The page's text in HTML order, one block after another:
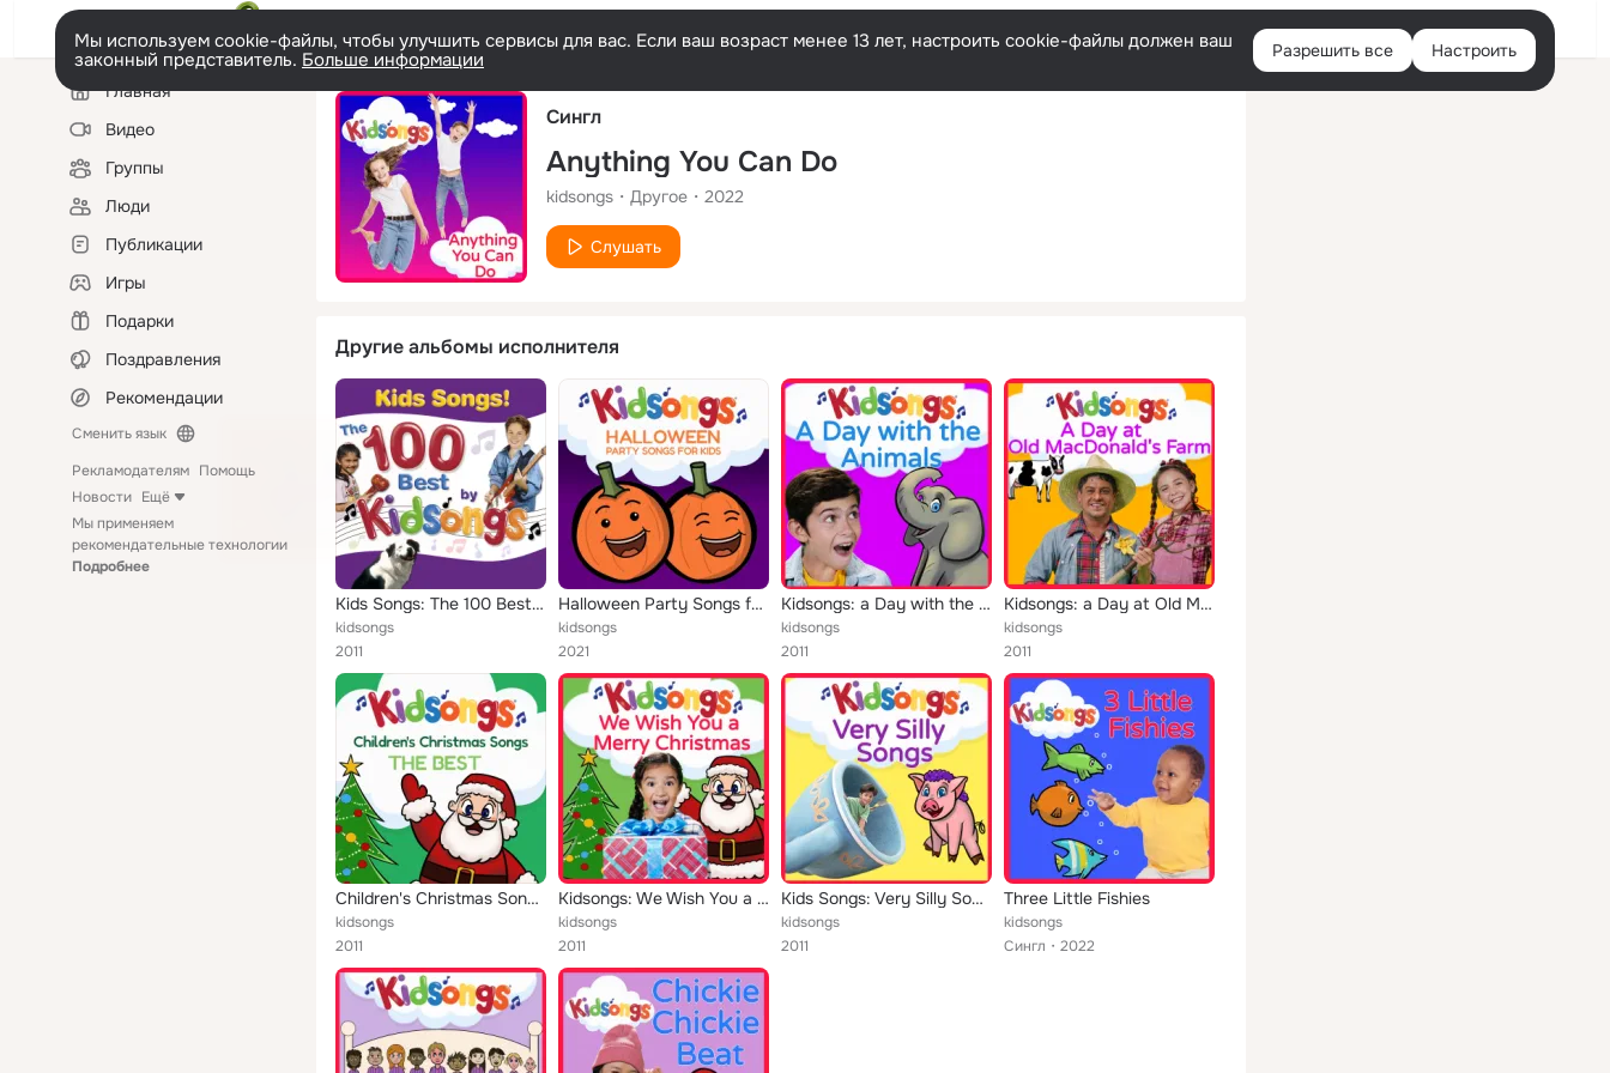
Русский Войти
Мы используем cookie-файлы, чтобы улучшить сервисы для вас. Если ваш возраст менее 13 лет, настроить cookie-файлы должен ваш
законный представитель. Больше информации Разрешить все Настроить
Левая
колонкаГлавная
Видео
Группы
Люди
Публикации
Игры
Подарки
Поздравления
Рекомендации
Сменить язык
Рекламодателям Помощь
Новости Ещё
Мы применяем
рекомендательные технологии
Подробнее
Сингл
Anything You Can Do
kidsongs Другое 2022
Слушать
Другие альбомы исполнителя
Kids Songs: The 100 Best by Kidsongs
kidsongs
2011
Halloween Party Songs for Kids
kidsongs
2021
Kidsongs: a Day with the Animals
kidsongs
2011
Kidsongs: a Day at Old Macdonald's Farm
kidsongs
2011
Children's Christmas Songs - the Best!
kidsongs
2011
Kidsongs: We Wish You a Merry Christmas
kidsongs
2011
Kids Songs: Very Silly Songs by Kidsongs
kidsongs
2011
Three Little Fishies
kidsongs
Сингл
2022